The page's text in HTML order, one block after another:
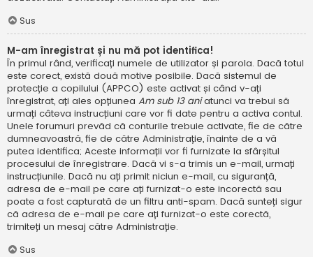
Sus
M-am înregistrat și nu mă pot identifica!
În primul rând, verificați numele de utilizator și parola. Dacă totul
este corect, există două motive posibile. Dacă sistemul de
protecție a copilului (APPCO) este activat și când v-ați
înregistrat, ați ales opțiunea Am sub 13 aniatunci va trebui să
urmați câteva instrucțiuni care vor fi date pentru a activa contul.
Unele forumuri prevăd că conturile trebuie activate, fie de către
dumneavoastră, fie de către Administrație, înainte de a vă
putea identifica; Aceste informații vor fi furnizate la sfârșitul
procesului de înregistrare. Dacă vi s-a trimis un e-mail, urmați
instrucțiunile. Dacă nu ați primit niciun e-mail, cu siguranță,
adresa de e-mail pe care ați furnizat-o este incorectă sau
poate a fost capturată de un filtru anti-spam. Dacă sunteți sigur
că adresa de e-mail pe care ați furnizat-o este corectă,
trimiteți un mesaj către Administrație.
Sus